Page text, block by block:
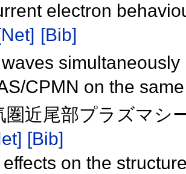
electron
[Bib]
CPMN on the
圏近尾部プラズマシ
[Bib]
effects on the